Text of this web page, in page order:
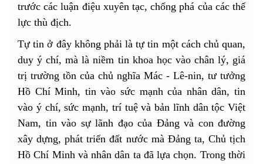
trước các luận điệu xuyên tạc, chống phá của các thế
lực thù địch.
Tự tin ở đây không phải là tự tin một cách chủ quan,
duy ý chí, mà là niềm tin khoa học vào chân lý, giá
trị trường tồn của chủ nghĩa Mác - Lê-nin, tư tưởng
Hồ Chí Minh, tin vào sức mạnh của nhân dân, tin
vào ý chí, sức mạnh, trí tuệ và bản lĩnh dân tộc Việt
Nam, tin vào sự lãnh đạo của Đảng và con đường
xây dựng, phát triển đất nước mà Đảng ta, Chủ tịch
Hồ Chí Minh và nhân dân ta đã lựa chọn. Trong thời